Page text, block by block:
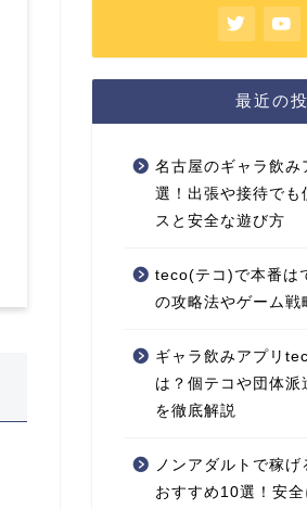
最近の
名古屋のギャラ飲
選！出張や接待でも
スと安全な遊び方
teco(テコ)で本番は
の攻略法やゲーム戦
ギャラ飲みアプリ
は？個テコや団体派
を徹底解説
ノンアダルトで稼げ
おすすめ10選！安